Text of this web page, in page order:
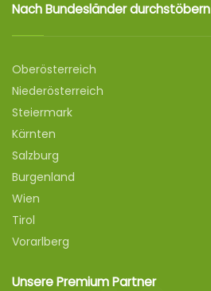
Nach Bundesländer durchstöbern
Oberösterreich
Niederösterreich
Steiermark
Kärnten
Salzburg
Burgenland
Wien
Tirol
Vorarlberg
Unsere Premium Partner